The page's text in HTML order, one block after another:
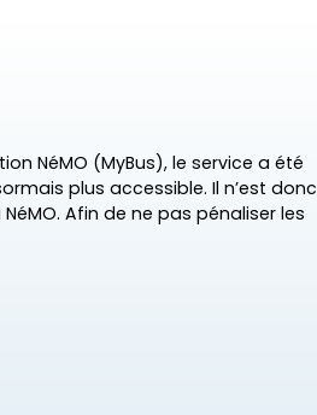
NéMO (MyBus), le service a été
plus accessible. Il n’est donc
Afin de ne pas pénaliser les